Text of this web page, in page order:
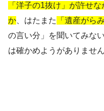
「洋子の1抜け」が許せ
か 、はたまた 「遺産がら
の言い分」を聞いてみな
は確かめようがありません